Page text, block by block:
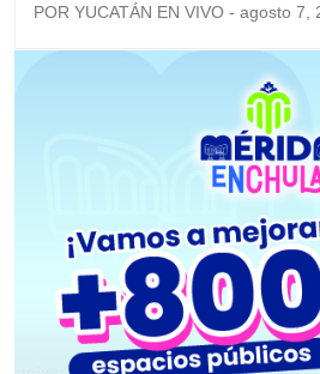
POR YUCATÁN EN VIVO - agosto 7,